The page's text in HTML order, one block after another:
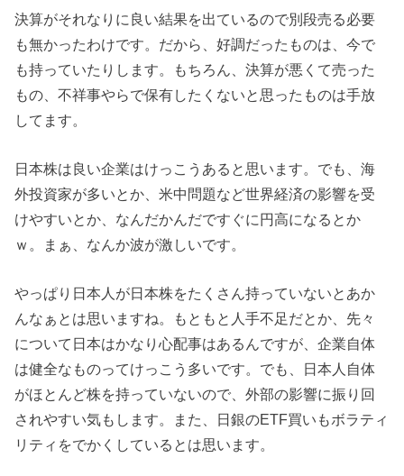
決算がそれなりに良い結果を出ているので別段売る必要
も無かったわけです。だから、好調だったものは、今で
も持っていたりします。もちろん、決算が悪くて売った
もの、不祥事やらで保有したくないと思ったものは手放
してます。
日本株は良い企業はけっこうあると思います。でも、海
外投資家が多いとか、米中問題など世界経済の影響を受
けやすいとか、なんだかんだですぐに円高になるとか
ｗ。まぁ、なんか波が激しいです。
やっぱり日本人が日本株をたくさん持っていないとあか
んなぁとは思いますね。もともと人手不足だとか、先々
について日本はかなり心配事はあるんですが、企業自体
は健全なものってけっこう多いです。でも、日本人自体
がほとんど株を持っていないので、外部の影響に振り回
されやすい気もします。また、日銀のETF買いもボラティ
リティをでかくしているとは思います。